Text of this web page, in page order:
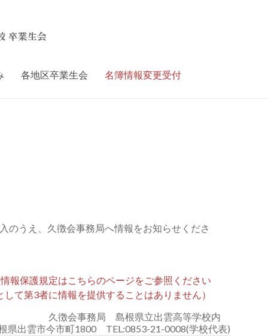
卒業生会
各地区卒業生会 名簿情報変更受付
のうえ、久徴会事務局へ情報をお知らせくださ
報保護規定はこちらのページをご参照ください
して第3者に情報を提供することはありません）
久徴会事務局 島根県立出雲高等学校内
県出雲市今市町1800 TEL:0853-21-0008(学校代表)